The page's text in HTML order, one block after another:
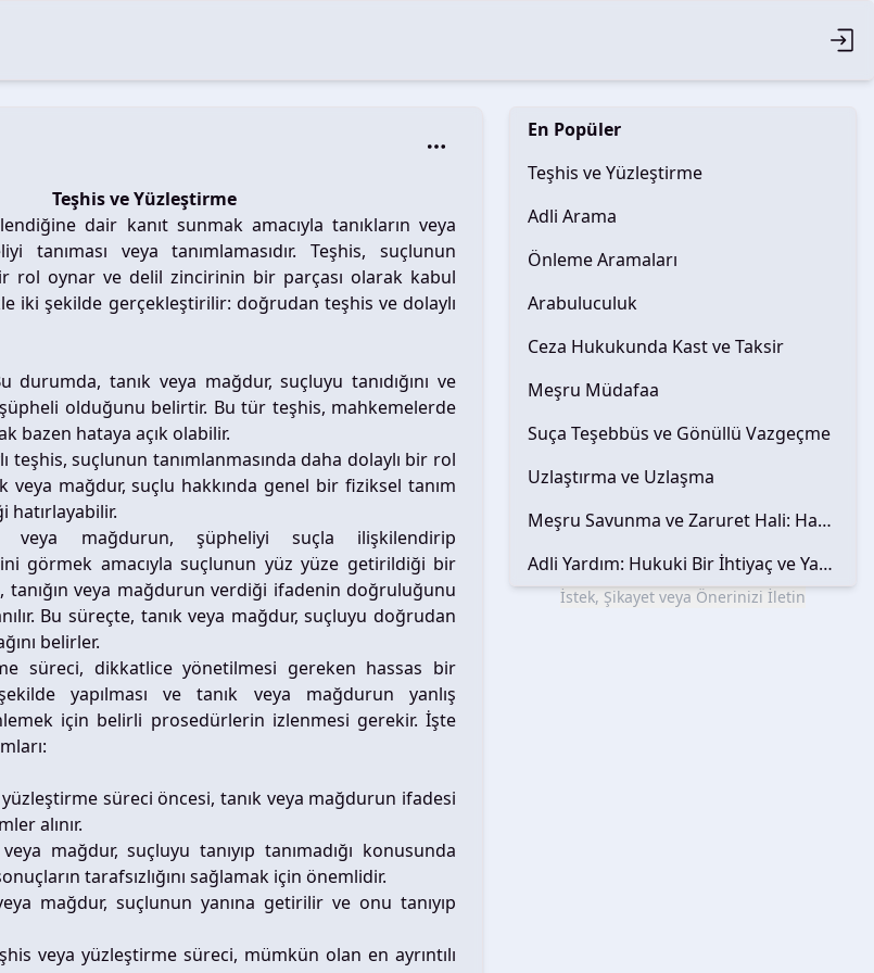
Teşhis ve Yüzleştirme
dair kanıt sunmak amacıyla tanıkların veya
tanıması veya tanımlamasıdır. Teşhis, suçlunun
rol oynar ve delil zincirinin bir parçası olarak kabul
iki şekilde gerçekleştirilir: doğrudan teşhis ve dolaylı
durumda, tanık veya mağdur, suçluyu tanıdığını ve
olduğunu belirtir. Bu tür teşhis, mahkemelerde
bazen hataya açık olabilir.
teşhis, suçlunun tanımlanmasında daha dolaylı bir rol
veya mağdur, suçlu hakkında genel bir fiziksel tanım
hatırlayabilir.
veya mağdurun, şüpheliyi suçla ilişkilendirip
görmek amacıyla suçlunun yüz yüze getirildiği bir
tanığın veya mağdurun verdiği ifadenin doğruluğunu
Bu süreçte, tanık veya mağdur, suçluyu doğrudan
belirler.
süreci, dikkatlice yönetilmesi gereken hassas bir
yapılması ve tanık veya mağdurun yanlış
için belirli prosedürlerin izlenmesi gerekir. İşte
yüzleştirme süreci öncesi, tanık veya mağdurun ifadesi
alınır.
mağdur, suçluyu tanıyıp tanımadığı konusunda
tarafsızlığını sağlamak için önemlidir.
mağdur, suçlunun yanına getirilir ve onu tanıyıp
veya yüzleştirme süreci, mümkün olan en ayrıntılı
En Popüler
Teşhis ve Yüzleştirme
Adli Arama
Önleme Aramaları
Arabuluculuk
Ceza Hukukunda Kast ve Taksir
Meşru Müdafaa
Suça Teşebbüs ve Gönüllü Vazgeçme
Uzlaştırma ve Uzlaşma
Meşru Savunma ve Zaruret Hali: Hakların Korunması ve Adaletin Sağlanması
Adli Yardım: Hukuki Bir İhtiyaç ve Yargı Erişimi
İstek, Şikayet veya Önerinizi İletin